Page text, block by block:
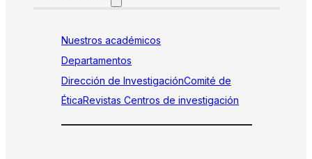
Nuestros académicos
Departamentos
Dirección de InvestigaciónComité de
ÉticaRevistas Centros de investigación